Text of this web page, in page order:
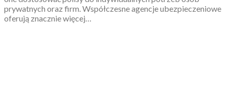
prywatnych oraz firm. Współczesne agencje ubezpieczeniowe
oferują znacznie więcej…